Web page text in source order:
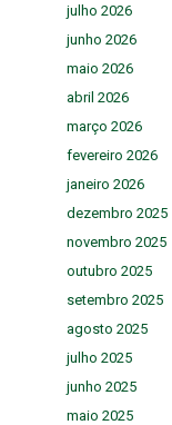
julho 2026
junho 2026
maio 2026
abril 2026
março 2026
fevereiro 2026
janeiro 2026
dezembro 2025
novembro 2025
outubro 2025
setembro 2025
agosto 2025
julho 2025
junho 2025
maio 2025